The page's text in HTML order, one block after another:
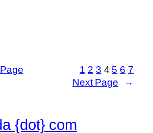
1 2 3 4 5 6 7
Next Page
→
{dot} com